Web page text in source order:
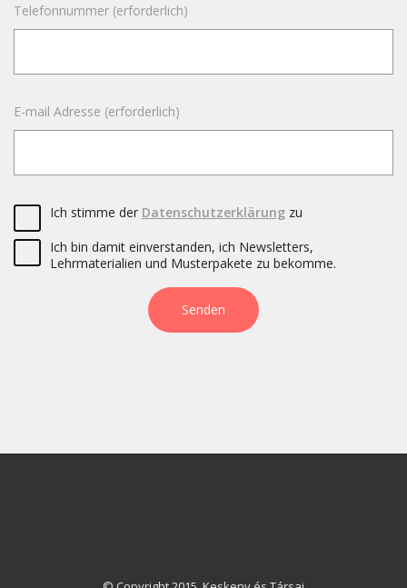
Telefonnummer (erforderlich)
E-mail Adresse (erforderlich)
Ich stimme der Datenschutzerklärung zu
Ich bin damit einverstanden, ich Newsletters,
Lehrmaterialien und Musterpakete zu bekomme.